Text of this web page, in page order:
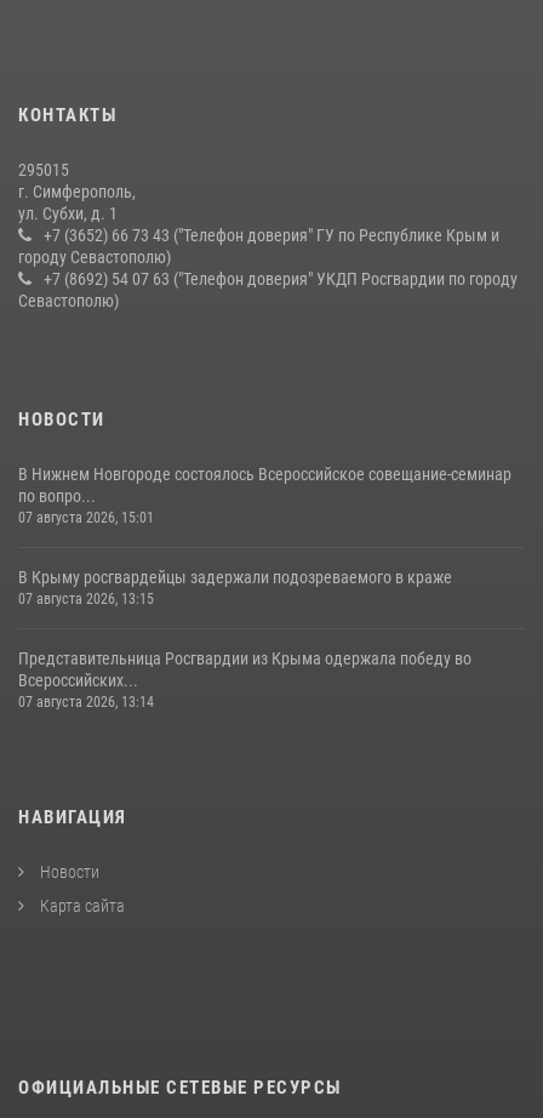
КОНТАКТЫ
295015
г. Симферополь,
ул. Субхи, д. 1
+7 (3652) 66 73 43 ("Телефон доверия" ГУ по Республике Крым и
городу Севастополю)
+7 (8692) 54 07 63 ("Телефон доверия" УКДП Росгвардии по городу
Севастополю)
НОВОСТИ
В Нижнем Новгороде состоялось Всероссийское совещание-семинар
по вопро...
07 августа 2026, 15:01
В Крыму росгвардейцы задержали подозреваемого в краже
07 августа 2026, 13:15
Представительница Росгвардии из Крыма одержала победу во
Всероссийских...
07 августа 2026, 13:14
НАВИГАЦИЯ
Новости
Карта сайта
ОФИЦИАЛЬНЫЕ СЕТЕВЫЕ РЕСУРСЫ